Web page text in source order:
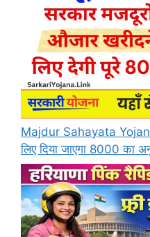
Majdur Sahayata
लिए दिया जाएगा 8000 का